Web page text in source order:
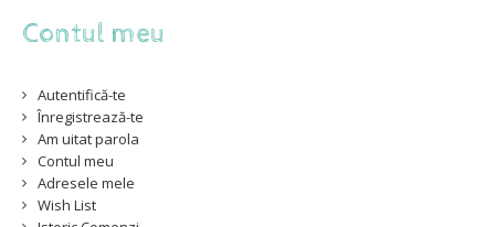
Contul meu
Autentifică-te
Înregistrează-te
Am uitat parola
Contul meu
Adresele mele
Wish List